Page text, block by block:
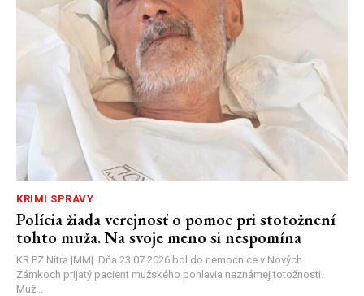
KRIMI SPRÁVY
Polícia žiada verejnosť o pomoc pri stotožnení
tohto muža. Na svoje meno si nespomína
KR PZ Nitra |MM| Dňa 23.07.2026 bol do nemocnice v Nových
Zámkoch prijatý pacient mužského pohlavia neznámej totožnosti.
Muž...